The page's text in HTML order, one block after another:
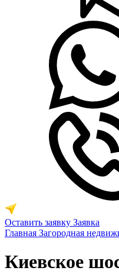
Оставить заявку Заявка
Главная Загородная
Киевское